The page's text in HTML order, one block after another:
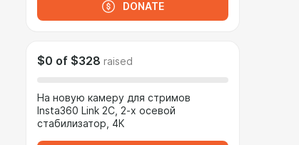
DONATE
$0 of $328 raised
На новую камеру для стримов
Instа360 Link 2С, 2-х осевой
стабилизатор, 4К